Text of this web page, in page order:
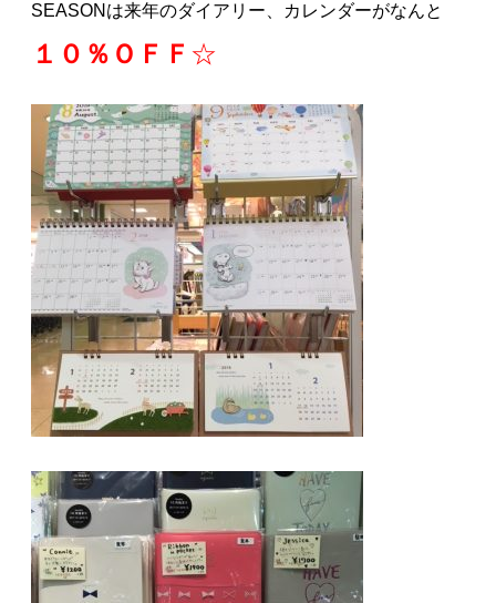
SEASONは来年のダイアリー、カレンダーがなんと
１０％ＯＦＦ ☆